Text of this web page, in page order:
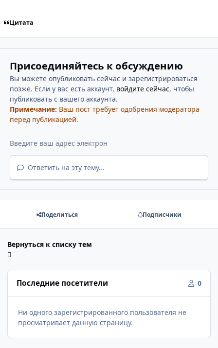
Цитата
Присоединяйтесь к обсуждению
Вы можете опубликовать сейчас и зарегистрироваться
позже. Если у вас есть аккаунт, войдите сейчас, чтобы
публиковать с вашего аккаунта.
Примечание: Ваш пост требует одобрения модератора
перед публикацией.
Ответить на эту тему...
Поделиться Подписчики
Вернуться к списку тем
Последние посетители 0
Ни одного зарегистрированного пользователя не
просматривает данную страницу.